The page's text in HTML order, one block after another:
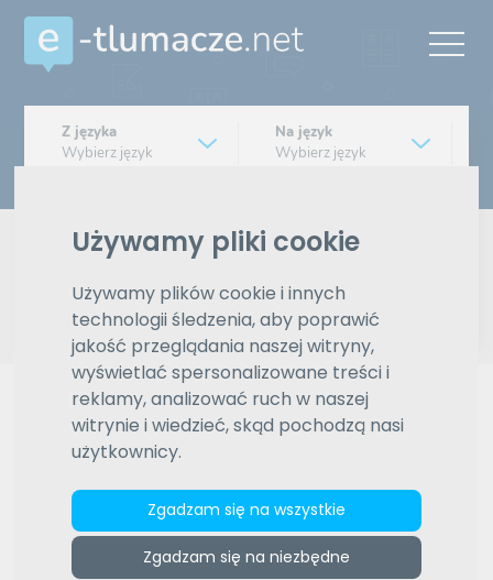
Używamy pliki cookie
Używamy plików cookie i innych
technologii śledzenia, aby poprawić
jakość przeglądania naszej witryny,
wyświetlać spersonalizowane treści i
reklamy, analizować ruch w naszej
witrynie i wiedzieć, skąd pochodzą nasi
użytkownicy.
Zgadzam się na wszystkie
Zgadzam się na niezbędne
Z języka
Wybierz język
Na język
Wybierz język
Pisemne czy ustne
Znajdź tłumacza
Wyszukiwanie zaawansowane
Reklama
ZAMÓW REKLAMĘ W TYM MIEJSCU
e-tlumacze.net >Grzesiak Zemsta Tłumaczenia
Oferta